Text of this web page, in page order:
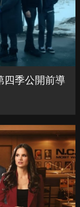
四季公開前導